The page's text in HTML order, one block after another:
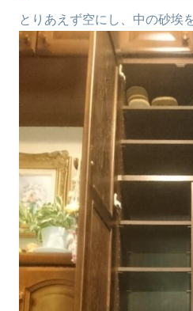
とりあえず空にし、中の砂埃